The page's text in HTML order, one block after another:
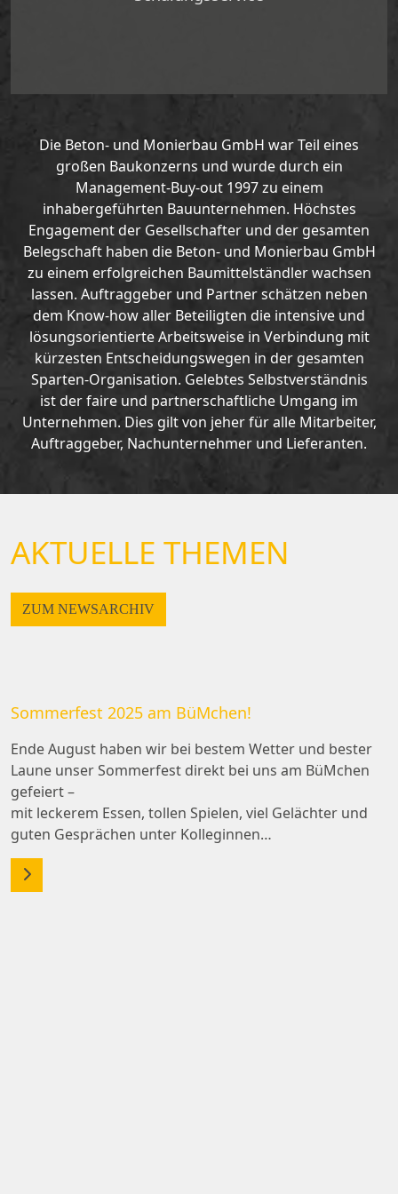
Die Beton- und Monierbau GmbH war Teil eines
großen Baukonzerns und wurde durch ein
Management-Buy-out 1997 zu einem
inhabergeführten Bauunternehmen. Höchstes
Engagement der Gesellschafter und der gesamten
Belegschaft haben die Beton- und Monierbau GmbH
zu einem erfolgreichen Baumittelständler wachsen
lassen. Auftraggeber und Partner schätzen neben
dem Know-how aller Beteiligten die intensive und
lösungsorientierte Arbeitsweise in Verbindung mit
kürzesten Entscheidungswegen in der gesamten
Sparten-Organisation. Gelebtes Selbstverständnis
ist der faire und partnerschaftliche Umgang im
Unternehmen. Dies gilt von jeher für alle Mitarbeiter,
Auftraggeber, Nachunternehmer und Lieferanten.
AKTUELLE THEMEN
ZUM NEWSARCHIV
Sommerfest 2025 am BüMchen!
Ende August haben wir bei bestem Wetter und bester
Laune unser Sommerfest direkt bei uns am BüMchen
gefeiert –
mit leckerem Essen, tollen Spielen, viel Gelächter und
guten Gesprächen unter Kolleginnen…